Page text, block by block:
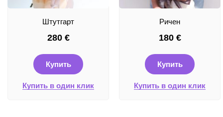
Штутгарт
280 €
Купить
Купить в один клик
Ричен
180 €
Купить
Купить в один клик